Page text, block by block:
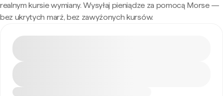
realnym kursie wymiany. Wysyłaj pieniądze za pomocą Morse —
bez ukrytych marż, bez zawyżonych kursów.